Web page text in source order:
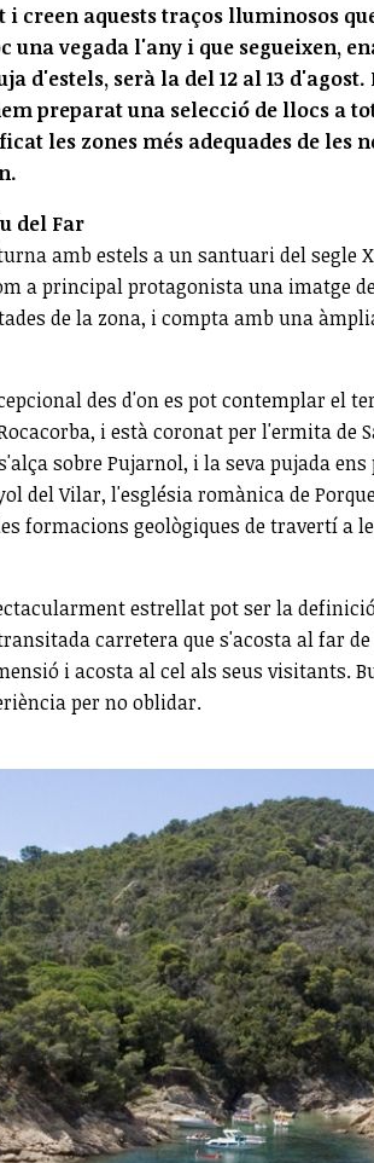
creen aquests traços lluminosos
una vegada l'any i que segueixen,
d'estels, serà la del 12 al 13 d'agost.
preparat una selecció de llocs a
les zones més adequades de les
del Far
amb estels a un santuari del segle
a principal protagonista una imatge de
de la zona, i compta amb una
des d'on es pot contemplar el
i està coronat per l'ermita de
sobre Pujarnol, i la seva pujada
del Vilar, l'església romànica de
formacions geològiques de travertí a
estrellat pot ser la
carretera que s'acosta al far
i acosta al cel als seus visitants.
per no oblidar.